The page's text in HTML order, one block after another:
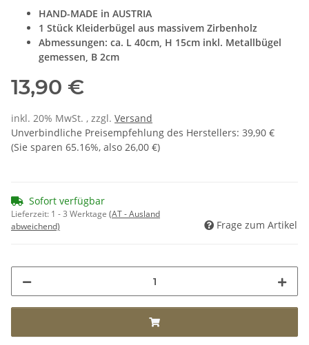
HAND-MADE in AUSTRIA
1 Stück Kleiderbügel aus massivem Zirbenholz
Abmessungen: ca. L 40cm, H 15cm inkl. Metallbügel
gemessen, B 2cm
13,90 €
inkl. 20% MwSt. , zzgl. Versand
Unverbindliche Preisempfehlung des Herstellers: 39,90 €
(Sie sparen 65.16%, also 26,00 €)
Sofort verfügbar
Lieferzeit: 1 - 3 Werktage (AT - Ausland
abweichend)
Frage zum Artikel